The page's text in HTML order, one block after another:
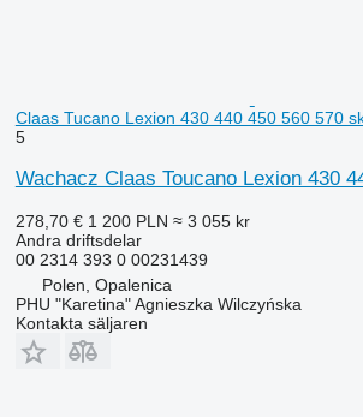
Claas Tucano Lexion 430 440 450 560 570
5
Wachacz Claas Toucano Lexion 430
278,70 € 1 200 PLN ≈ 3 055 kr
Andra driftsdelar
00 2314 393 0 00231439
Polen, Opalenica
PHU "Karetina" Agnieszka Wilczyńska
Kontakta säljaren